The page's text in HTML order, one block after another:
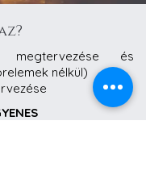
és
nélkül)